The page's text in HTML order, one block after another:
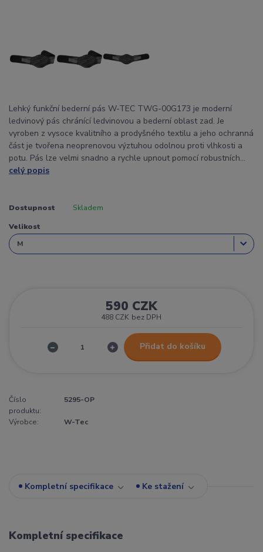
Lehký funkční bederní pás W-TEC TWG-00G173 je moderní
ledvinový pás chránící ledvinovou a bederní oblast zad. Je
vyroben z vysoce kvalitního a prodyšného textilu a jeho ochranná
část je tvořena neoprenovou výztuhou odolnou proti vlhkosti a
potu. Pás lze velmi snadno a rychle upnout pomocí robustních...
celý popis
Dostupnost Skladem
Velikost
590 CZK
488 CZK bez DPH
Přidat do košíku
Číslo
produktu:
5295-OP
Výrobce: W-Tec
Kompletní specifikace Ke stažení
Kompletní specifikace